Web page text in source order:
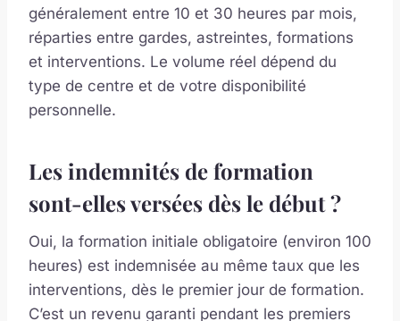
généralement entre 10 et 30 heures par mois,
réparties entre gardes, astreintes, formations
et interventions. Le volume réel dépend du
type de centre et de votre disponibilité
personnelle.
Les indemnités de formation
sont-elles versées dès le début ?
Oui, la formation initiale obligatoire (environ 100
heures) est indemnisée au même taux que les
interventions, dès le premier jour de formation.
C’est un revenu garanti pendant les premiers